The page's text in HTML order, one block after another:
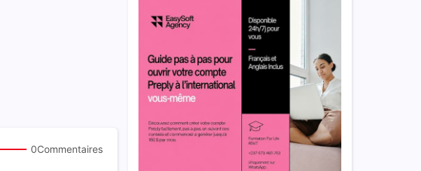
0Commentaires